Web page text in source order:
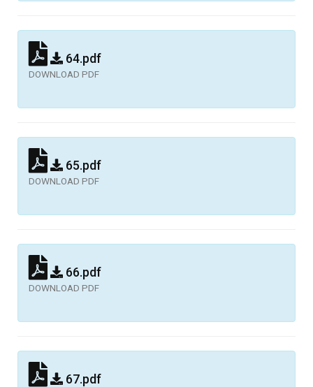
64.pdf
DOWNLOAD PDF
65.pdf
DOWNLOAD PDF
66.pdf
DOWNLOAD PDF
67.pdf